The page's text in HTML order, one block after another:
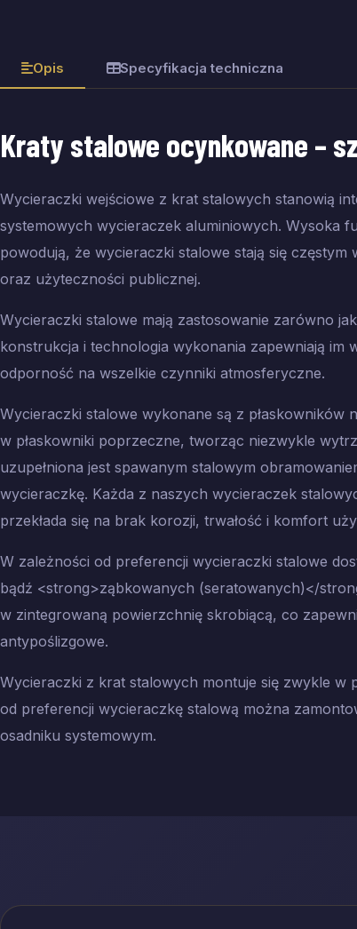
Opis Specyfikacja techniczna
Kraty stalowe ocynkowane –
Wycieraczki wejściowe z krat stalowych stanowią
systemowych wycieraczek aluminiowych. Wysoka
powodują, że wycieraczki stalowe stają się
oraz użyteczności publicznej.
Wycieraczki stalowe mają zastosowanie zarówno
konstrukcja i technologia wykonania zapewniają im
odporność na wszelkie czynniki atmosferyczne.
Wycieraczki stalowe wykonane są z
w płaskowniki poprzeczne, tworząc niezwykle
uzupełniona jest spawanym stalowym
wycieraczkę. Każda z naszych wycieraczek
przekłada się na brak korozji, trwałość i komfort
W zależności od preferencji wycieraczki stalowe
bądź <strong>ząbkowanych (seratowanych)</
w zintegrowaną powierzchnię skrobiącą, co
antypoślizgowe.
Wycieraczki z krat stalowych montuje się zwykle w
od preferencji wycieraczkę stalową można
osadniku systemowym.